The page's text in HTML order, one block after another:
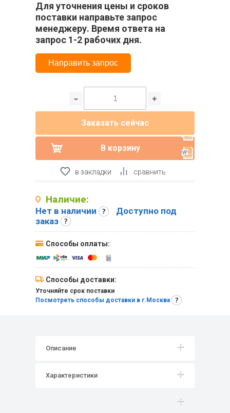
Для уточнения цены и сроков
поставки направьте запрос
менеджеру. Время ответа на
запрос 1-2 рабочих дня.
Направить запрос
Заказать сейчас
В корзину
в закладки сравнить
Наличие:
Нет в наличии
Доступно под
заказ
Способы оплаты:
Способы доставки:
Уточняйте срок поставки
Посмотреть способы доставки в г.Москва
Описание
Характеристики